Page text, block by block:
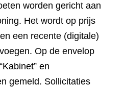
worden gericht aan
Het wordt op prijs
een recente (digitale)
Op de envelop
en
gemeld. Sollicitaties